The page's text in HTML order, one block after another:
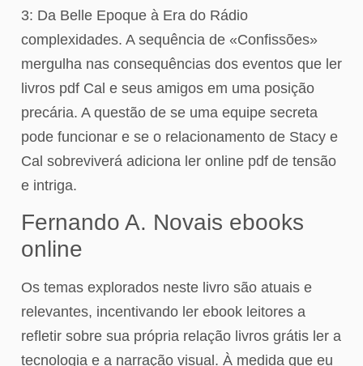
3: Da Belle Epoque à Era do Rádio
complexidades. A sequência de «Confissões»
mergulha nas consequências dos eventos que ler
livros pdf Cal e seus amigos em uma posição
precária. A questão de se uma equipe secreta
pode funcionar e se o relacionamento de Stacy e
Cal sobreviverá adiciona ler online pdf de tensão
e intriga.
Fernando A. Novais ebooks
online
Os temas explorados neste livro são atuais e
relevantes, incentivando ler ebook leitores a
refletir sobre sua própria relação livros grátis ler a
tecnologia e a narração visual. À medida que eu